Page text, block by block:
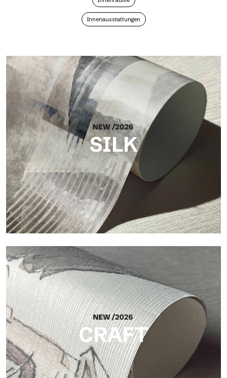
Innenausstattungen
SILK
Silk
Helle und elegante Oberfläche mit feiner vertikaler Struktur,
die das Licht reflektiert und der Fläche Tiefe verleiht.
CRAFT